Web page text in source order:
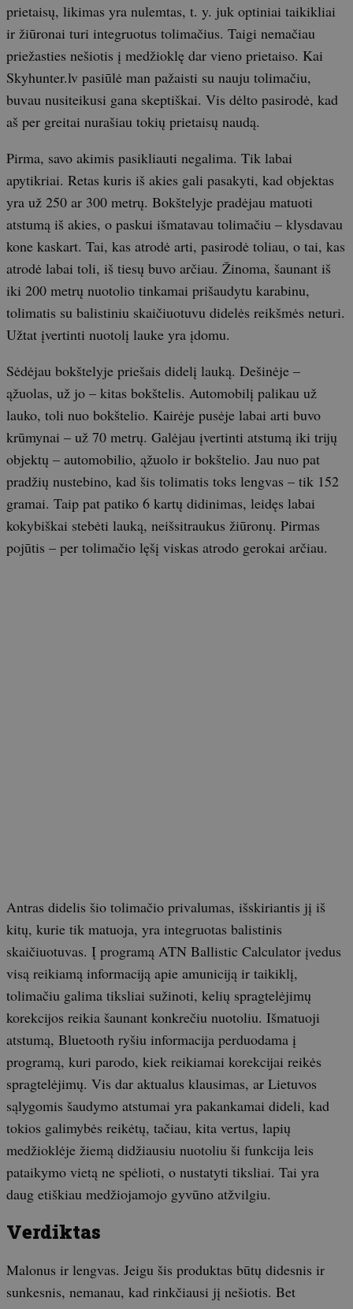
prietaisų, likimas yra nulemtas, t. y. juk optiniai taikikliai
ir žiūronai turi integruotus tolimačius. Taigi nemačiau
priežasties nešiotis į medžioklę dar vieno prietaiso. Kai
Skyhunter.lv pasiūlė man pažaisti su nauju tolimačiu,
buvau nusiteikusi gana skeptiškai. Vis dėlto pasirodė, kad
aš per greitai nurašiau tokių prietaisų naudą.
Pirma, savo akimis pasikliauti negalima. Tik labai
apytikriai. Retas kuris iš akies gali pasakyti, kad objektas
yra už 250 ar 300 metrų. Bokštelyje pradėjau matuoti
atstumą iš akies, o paskui išmatavau tolimačiu – klysdavau
kone kaskart. Tai, kas atrodė arti, pasirodė toliau, o tai, kas
atrodė labai toli, iš tiesų buvo arčiau. Žinoma, šaunant iš
iki 200 metrų nuotolio tinkamai prišaudytu karabinu,
tolimatis su balistiniu skaičiuotuvu didelės reikšmės neturi.
Užtat įvertinti nuotolį lauke yra įdomu.
Sėdėjau bokštelyje priešais didelį lauką. Dešinėje –
ąžuolas, už jo – kitas bokštelis. Automobilį palikau už
lauko, toli nuo bokštelio. Kairėje pusėje labai arti buvo
krūmynai – už 70 metrų. Galėjau įvertinti atstumą iki trijų
objektų – automobilio, ąžuolo ir bokštelio. Jau nuo pat
pradžių nustebino, kad šis tolimatis toks lengvas – tik 152
gramai. Taip pat patiko 6 kartų didinimas, leidęs labai
kokybiškai stebėti lauką, neišsitraukus žiūronų. Pirmas
pojūtis – per tolimačio lęšį viskas atrodo gerokai arčiau.
Antras didelis šio tolimačio privalumas, išskiriantis jį iš
kitų, kurie tik matuoja, yra integruotas balistinis
skaičiuotuvas. Į programą ATN Ballistic Calculator įvedus
visą reikiamą informaciją apie amuniciją ir taikiklį,
tolimačiu galima tiksliai sužinoti, kelių spragtelėjimų
korekcijos reikia šaunant konkrečiu nuotoliu. Išmatuoji
atstumą, Bluetooth ryšiu informacija perduodama į
programą, kuri parodo, kiek reikiamai korekcijai reikės
spragtelėjimų. Vis dar aktualus klausimas, ar Lietuvos
sąlygomis šaudymo atstumai yra pakankamai dideli, kad
tokios galimybės reikėtų, tačiau, kita vertus, lapių
medžioklėje žiemą didžiausiu nuotoliu ši funkcija leis
pataikymo vietą ne spėlioti, o nustatyti tiksliai. Tai yra
daug etiškiau medžiojamojo gyvūno atžvilgiu.
Verdiktas
Malonus ir lengvas. Jeigu šis produktas būtų didesnis ir
sunkesnis, nemanau, kad rinkčiausi jį nešiotis. Bet